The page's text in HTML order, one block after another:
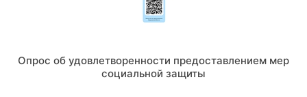
Опрос об удовлетворенности предоставлением мер
социальной защиты